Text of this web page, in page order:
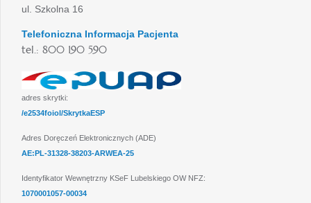
ul. Szkolna 16
Telefoniczna Informacja Pacjenta
tel.: 800 190 590
adres skrytki:
/e2534foiol/SkrytkaESP
Adres Doręczeń Elektronicznych (ADE)
AE:PL-31328-38203-ARWEA-25
Identyfikator Wewnętrzny KSeF Lubelskiego OW NFZ:
1070001057-00034